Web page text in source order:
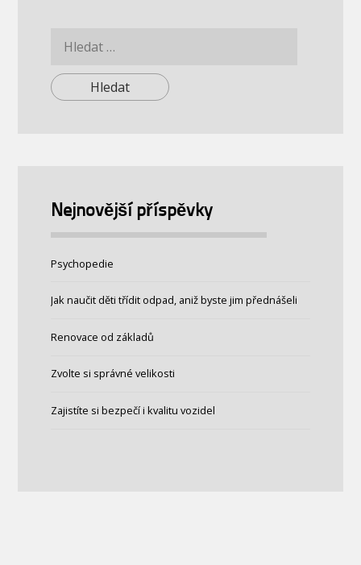
Nejnovější příspěvky
Psychopedie
Jak naučit děti třídit odpad, aniž byste jim přednášeli
Renovace od základů
Zvolte si správné velikosti
Zajistíte si bezpečí i kvalitu vozidel